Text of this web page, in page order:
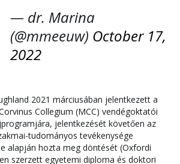
— dr. Marina
(@mmeeuw) October 17,
2022
2021 márciusában jelentkezett a
Collegium (MCC) vendégoktatói
jelentkezését követően az
tudományos tevékenysége
alapján hozta meg döntését (Oxfordi
szerzett egyetemi diploma és doktori